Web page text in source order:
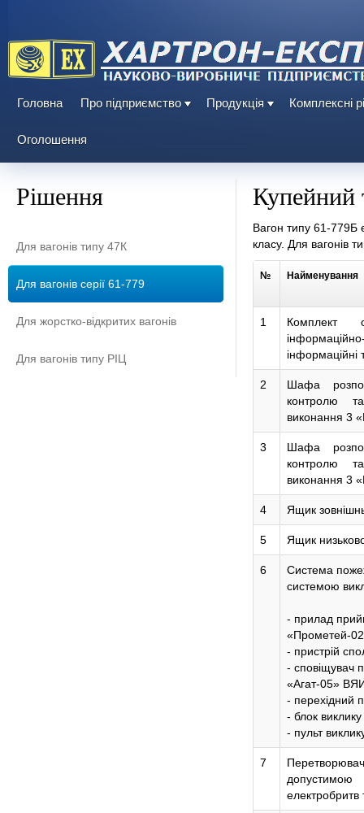
Головна Про підприємство Продукція Комплексні
Оголошення
Рішення
Для вагонів типу 47К
Для вагонів серії 61-779
Для жорстко-відкритих вагонів
Для вагонів типу РІЦ
Вагон типу 61-779Б
класу. Для вагонів
№ Найменування
1
Комплект
2
Шафа
контролю
виконання 3
3
Шафа
контролю
виконання 3
4 Ящик
5 Ящик
6
Система
системою
- прилад
«Прометей-
- пристрій
- сповіщувач
«Агат-05»
- перехідний
- блок
7
електробритв